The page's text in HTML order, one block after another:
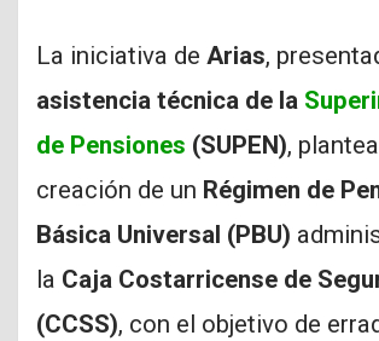
La iniciativa de Arias,
asistencia técnica de la
de Pensiones (SUPEN),
creación de un Régimen de
Básica Universal (PBU)
la Caja Costarricense de
(CCSS), con el objetivo de